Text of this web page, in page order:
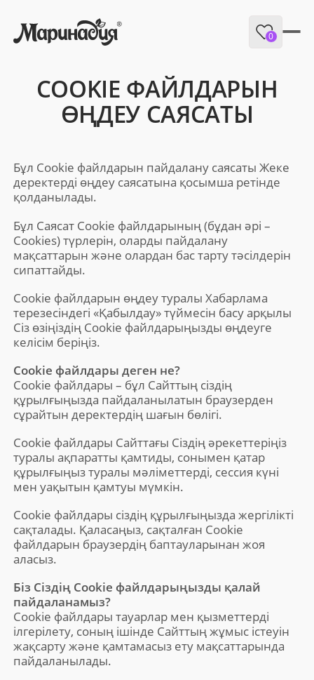
0
COOKIE ФАЙЛДАРЫН
ӨҢДЕУ САЯСАТЫ
Бұл Cookie файлдарын пайдалану саясаты Жеке
деректерді өңдеу саясатына қосымша ретінде
қолданылады.
Бұл Саясат Cookie файлдарының (бұдан әрі –
Cookies) түрлерін, оларды пайдалану
мақсаттарын және олардан бас тарту тәсілдерін
сипаттайды.
Cookie файлдарын өңдеу туралы Хабарлама
терезесіндегі «Қабылдау» түймесін басу арқылы
Сіз өзіңіздің Cookie файлдарыңызды өңдеуге
келісім беріңіз.
Cookie файлдары деген не?
Cookie файлдары – бұл Сайттың сіздің
құрылғыңызда пайдаланылатын браузерден
сұрайтын деректердің шағын бөлігі.
Cookie файлдары Сайттағы Сіздің әрекеттеріңіз
туралы ақпаратты қамтиды, сонымен қатар
құрылғыңыз туралы мәліметтерді, сессия күні
мен уақытын қамтуы мүмкін.
Cookie файлдары сіздің құрылғыңызда жергілікті
сақталады. Қаласаңыз, сақталған Cookie
файлдарын браузердің баптауларынан жоя
аласыз.
Біз Сіздің Cookie файлдарыңызды қалай
пайдаланамыз?
Cookie файлдары тауарлар мен қызметтерді
ілгерілету, соның ішінде Сайттың жұмыс істеуін
жақсарту және қамтамасыз ету мақсаттарында
пайдаланылады.